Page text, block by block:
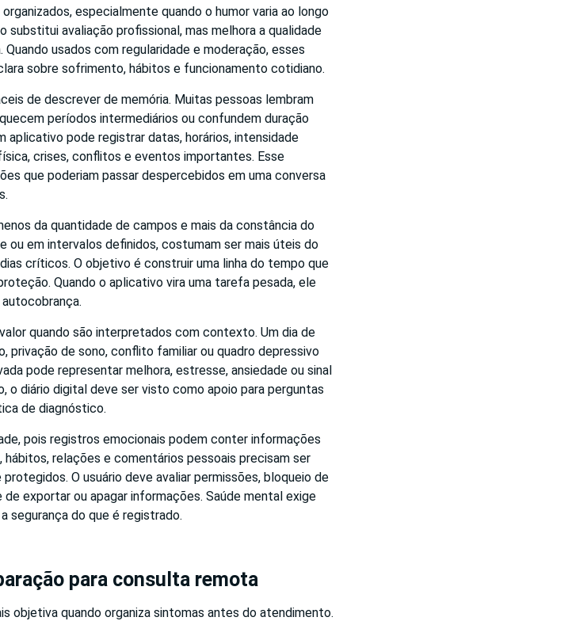
especialmente quando o humor varia ao longo
substitui avaliação profissional, mas melhora a qualidade
usados com regularidade e moderação, esses
sobre sofrimento, hábitos e funcionamento cotidiano.
de descrever de memória. Muitas pessoas lembram
períodos intermediários ou confundem duração
aplicativo pode registrar datas, horários, intensidade
crises, conflitos e eventos importantes. Esse
que poderiam passar despercebidos em uma conversa
da quantidade de campos e mais da constância do
ou em intervalos definidos, costumam ser mais úteis do
críticos. O objetivo é construir uma linha do tempo que
Quando o aplicativo vira uma tarefa pesada, ele
quando são interpretados com contexto. Um dia de
privação de sono, conflito familiar ou quadro depressivo
pode representar melhora, estresse, ansiedade ou sinal
o diário digital deve ser visto como apoio para perguntas
de diagnóstico.
pois registros emocionais podem conter informações
relações e comentários pessoais precisam ser
O usuário deve avaliar permissões, bloqueio de
exportar ou apagar informações. Saúde mental exige
segurança do que é registrado.
para consulta remota
objetiva quando organiza sintomas antes do atendimento.